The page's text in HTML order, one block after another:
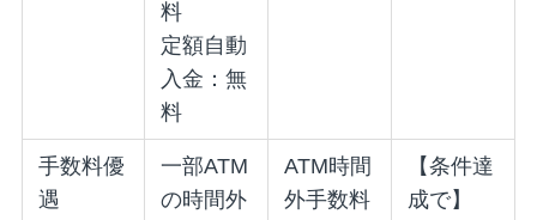
料
定額自動
入金：無
料
手数料優
遇
一部ATM
の時間外
ATM時間
外手数料
【条件達
成で】